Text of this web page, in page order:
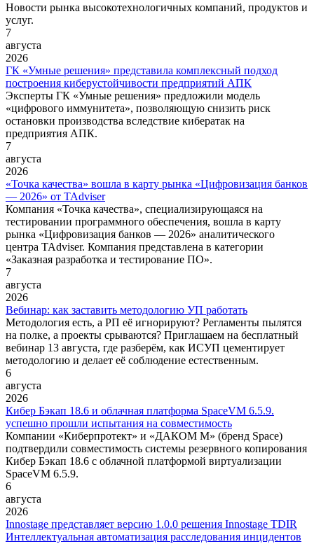
Новости рынка высокотехнологичных компаний, продуктов и
услуг.
7
августа
2026
ГК «Умные решения» представила комплексный подход
построения киберустойчивости предприятий АПК
Эксперты ГК «Умные решения» предложили модель
«цифрового иммунитета», позволяющую снизить риск
остановки производства вследствие кибератак на
предприятия АПК.
7
августа
2026
«Точка качества» вошла в карту рынка «Цифровизация банков
— 2026» от TAdviser
Компания «Точка качества», специализирующаяся на
тестировании программного обеспечения, вошла в карту
рынка «Цифровизация банков — 2026» аналитического
центра TAdviser. Компания представлена в категории
«Заказная разработка и тестирование ПО».
7
августа
2026
Вебинар: как заставить методологию УП работать
Методология есть, а РП её игнорируют? Регламенты пылятся
на полке, а проекты срываются? Приглашаем на бесплатный
вебинар 13 августа, где разберём, как ИСУП цементирует
методологию и делает её соблюдение естественным.
6
августа
2026
Кибер Бэкап 18.6 и облачная платформа SpaceVM 6.5.9.
успешно прошли испытания на совместимость
Компании «Киберпротект» и «ДАКОМ М» (бренд Space)
подтвердили совместимость системы резервного копирования
Кибер Бэкап 18.6 с облачной платформой виртуализации
SpaceVM 6.5.9.
6
августа
2026
Innostage представляет версию 1.0.0 решения Innostage TDIR
Интеллектуальная автоматизация расследования инцидентов